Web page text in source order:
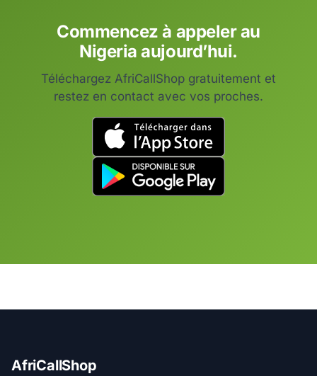
Commencez à appeler au
Nigeria aujourd’hui.
Téléchargez AfriCallShop gratuitement et
restez en contact avec vos proches.
AfriCallShop